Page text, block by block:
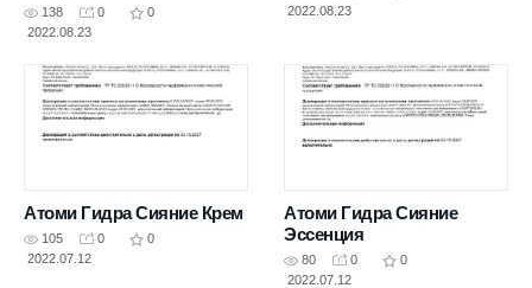
138 0
0
2022.08.23
2022.08.23
Атоми Гидра Сияние Крем
105 0
0
2022.07.12
Атоми Гидра Сияние
Эссенция
80 0
0
2022.07.12